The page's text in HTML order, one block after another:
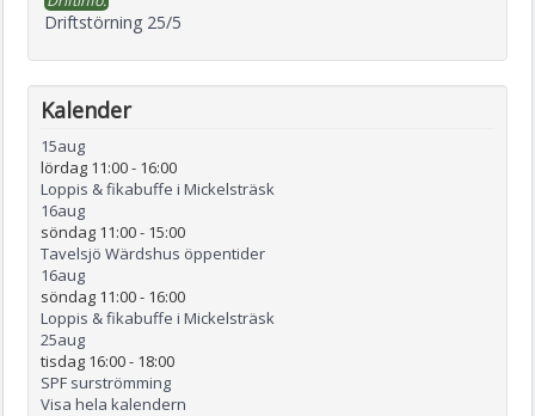
Driftstörning 25/5
Kalender
15aug
lördag 11:00- 16:00
Loppis & fikabuffe i Mickelsträsk
16aug
söndag 11:00- 15:00
Tavelsjö Wärdshus öppentider
16aug
söndag 11:00- 16:00
Loppis & fikabuffe i Mickelsträsk
25aug
tisdag 16:00- 18:00
SPF surströmming
Visa hela kalendern